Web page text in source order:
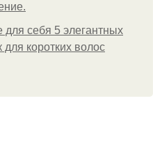
для себя 5 элегантных
для коротких волос